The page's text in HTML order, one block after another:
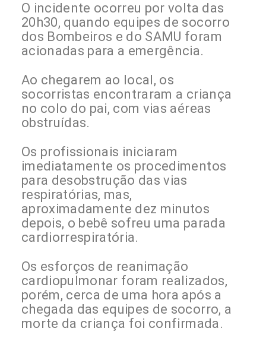
O incidente ocorreu por volta das
20h30, quando equipes de socorro
dos Bombeiros e do SAMU foram
acionadas para a emergência.
Ao chegarem ao local, os
socorristas encontraram a criança
no colo do pai, com vias aéreas
obstruídas.
Os profissionais iniciaram
imediatamente os procedimentos
para desobstrução das vias
respiratórias, mas,
aproximadamente dez minutos
depois, o bebê sofreu uma parada
cardiorrespiratória.
Os esforços de reanimação
cardiopulmonar foram realizados,
porém, cerca de uma hora após a
chegada das equipes de socorro, a
morte da criança foi confirmada.